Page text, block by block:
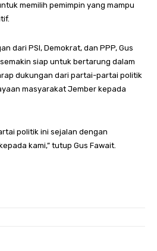
memilih pemimpin yang mampu
dari PSI, Demokrat, dan PPP, Gus
siap untuk bertarung dalam
dukungan dari partai-partai politik
masyarakat Jember kepada
politik ini sejalan dengan
kami,” tutup Gus Fawait.